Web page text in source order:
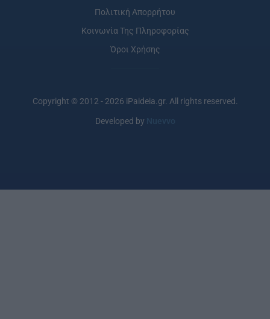
Πολιτική Απορρήτου
Κοινωνία Της Πληροφορίας
Όροι Χρήσης
Copyright © 2012 - 2026 iPaideia.gr. All rights reserved.
Developed by